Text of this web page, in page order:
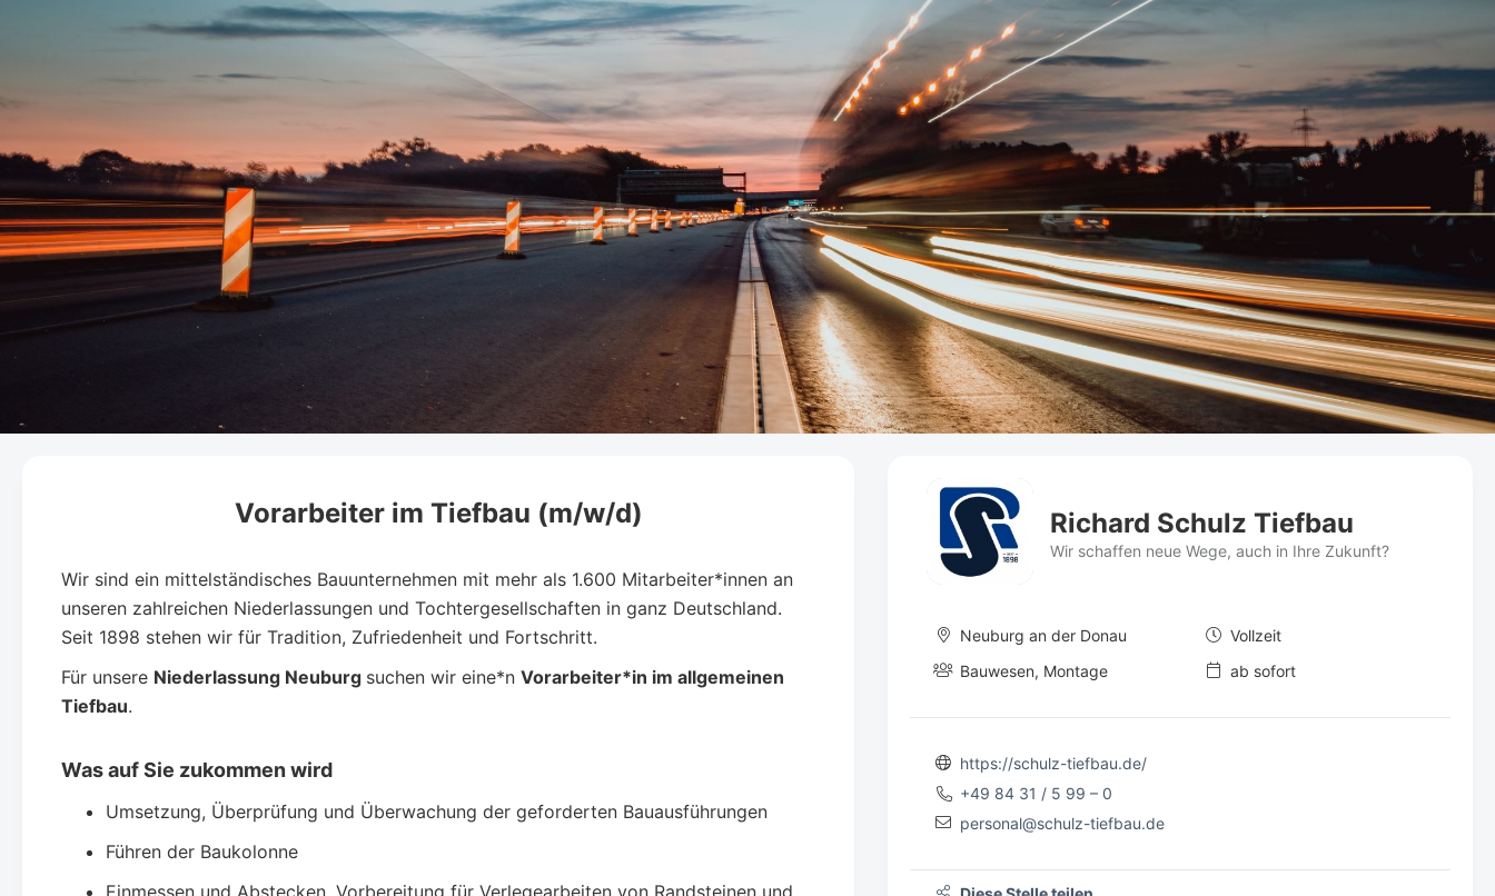
Vorarbeiter im Tiefbau (m/w/d)
Wir sind ein mittelständisches Bauunternehmen mit mehr als 1.600 Mitarbeiter*innen an
unseren zahlreichen Niederlassungen und Tochtergesellschaften in ganz Deutschland.
Seit 1898 stehen wir für Tradition, Zufriedenheit und Fortschritt.
Für unsere Niederlassung Neuburg suchen wir eine*n Vorarbeiter*in im allgemeinen
Tiefbau.
Was auf Sie zukommen wird
Umsetzung, Überprüfung und Überwachung der geforderten Bauausführungen
Führen der Baukolonne
Einmessen und Abstecken, Vorbereitung für Verlegearbeiten von Randsteinen und
Richard Schulz Tiefbau
Wir schaffen neue Wege, auch in Ihre Zukunft?
Neuburg an der Donau
Vollzeit
Bauwesen, Montage
ab sofort
https://schulz-tiefbau.de/
+49 84 31 / 5 99 – 0
personal@schulz-tiefbau.de